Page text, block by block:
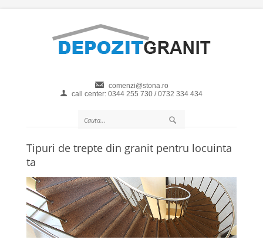
comenzi@stona.ro
call center: 0344 255 730 / 0732 334 434
Tipuri de trepte din granit pentru locuinta
ta